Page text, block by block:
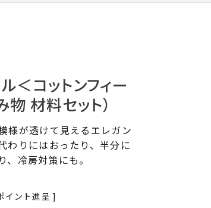
＜コットンフィー
材料セット）
様が透けて見えるエレガン
わりにはおったり、半分に
冷房対策にも。
イント進呈 ]